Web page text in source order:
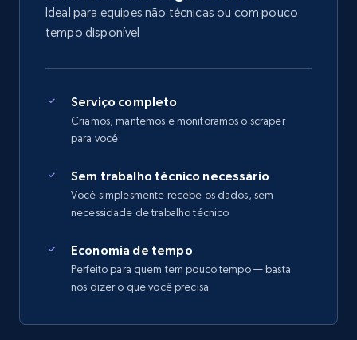
Ideal para equipes não técnicas ou com pouco
tempo disponível
Serviço completo
Criamos, mantemos e monitoramos o scraper
para você
Sem trabalho técnico necessário
Você simplesmente recebe os dados, sem
necessidade de trabalho técnico
Economia de tempo
Perfeito para quem tem pouco tempo — basta
nos dizer o que você precisa